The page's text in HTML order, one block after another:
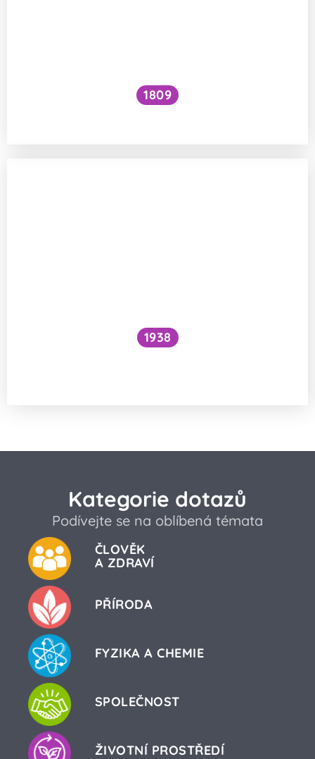
1809
1938
Kategorie dotazů
Podívejte se na oblíbená témata
ČLOVĚK
A ZDRAVÍ
PŘÍRODA
FYZIKA A CHEMIE
SPOLEČNOST
ŽIVOTNÍ PROSTŘEDÍ